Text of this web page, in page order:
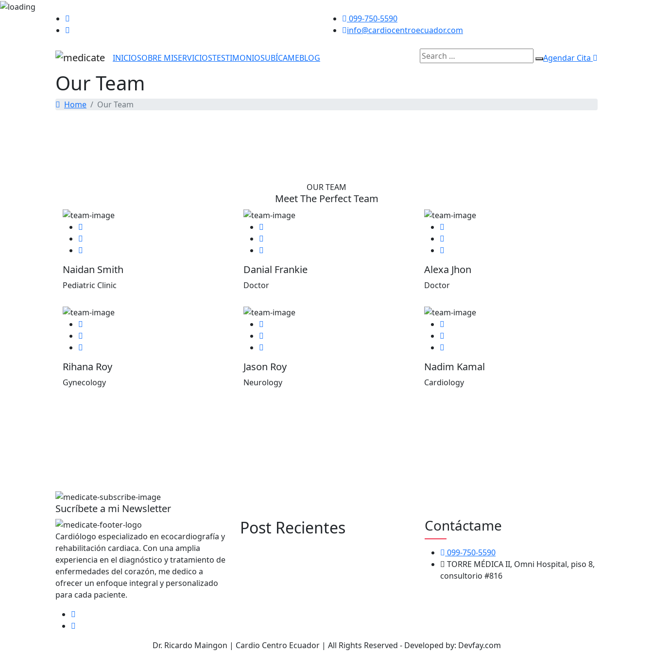
099-750-5590
info@cardiocentroecuador.com
INICIOSOBRE MISERVICIOSTESTIMONIOSUBÍCAMEBLOG Agendar Cita
Our Team
Home Our Team
OUR TEAM
Meet The Perfect Team
Facebook
Twitter
Google-plus
Naidan Smith
Pediatric Clinic
Facebook
Twitter
Google-plus
Danial Frankie
Doctor
Facebook
Twitter
Google-plus
Alexa Jhon
Doctor
Facebook
Twitter
Google-plus
Rihana Roy
Gynecology
Facebook
Twitter
Google-plus
Jason Roy
Neurology
Facebook
Twitter
Google-plus
Nadim Kamal
Cardiology
Sucríbete a mi Newsletter
Cardiólogo especializado en ecocardiografía y
rehabilitación cardiaca. Con una amplia
experiencia en el diagnóstico y tratamiento de
enfermedades del corazón, me dedico a
ofrecer un enfoque integral y personalizado
para cada paciente.
Post Recientes Contáctame
099-750-5590
TORRE MÉDICA II, Omni Hospital, piso 8,
consultorio #816
Dr. Ricardo Maingon | Cardio Centro Ecuador | All Rights Reserved - Developed by: Devfay.com